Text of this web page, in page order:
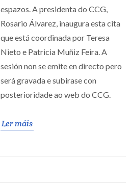
espazos. A presidenta do CCG,
Rosario Álvarez, inaugura esta cita
que está coordinada por Teresa
Nieto e Patricia Muñiz Feira. A
sesión non se emite en directo pero
será gravada e subirase con
posterioridade ao web do CCG.
Ler máis